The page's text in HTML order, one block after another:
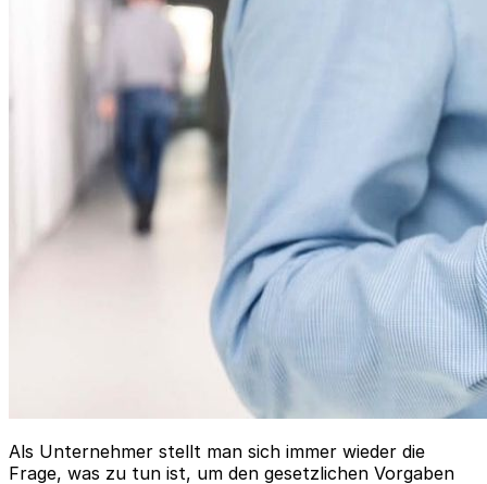
Als Unternehmer stellt man sich immer wieder die
Frage, was zu tun ist, um den gesetzlichen Vorgaben